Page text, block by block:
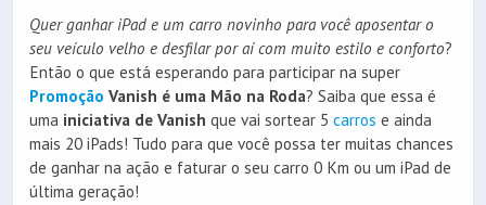
Quer ganhar iPad e um carro novinho para você aposentar o
seu veículo velho e desfilar por aí com muito estilo e conforto?
Então o que está esperando para participar na super
Promoção Vanish é uma Mão na Roda? Saiba que essa é
uma iniciativa de Vanish que vai sortear 5 carros e ainda
mais 20 iPads! Tudo para que você possa ter muitas chances
de ganhar na ação e faturar o seu carro 0 Km ou um iPad de
última geração!